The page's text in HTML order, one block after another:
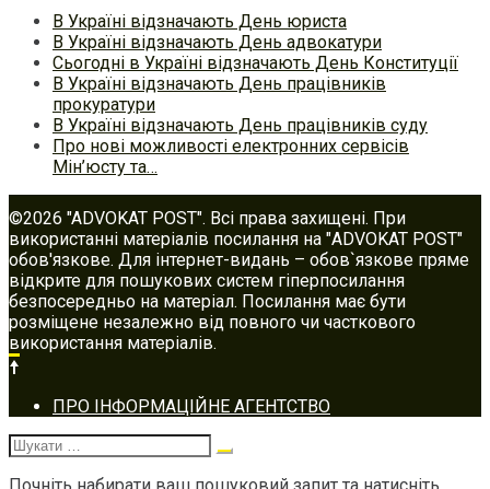
В Україні відзначають День юриста
В Україні відзначають День адвокатури
Сьогодні в Україні відзначають День Конституції
В Україні відзначають День працівників
прокуратури
В Україні відзначають День працівників суду
Про нові можливості електронних сервісів
Мін’юсту та…
©2026 "ADVOKAT POST". Всі права захищені. При
використанні матеріалів посилання на "ADVOKAT POST"
обов'язкове. Для інтернет-видань – обов`язкове пряме
відкрите для пошукових систем гіперпосилання
безпосередньо на матеріал. Посилання має бути
розміщене незалежно від повного чи часткового
використання матеріалів.
Footer
navigation
ПРО ІНФОРМАЦІЙНЕ АГЕНТСТВО
Шукати: